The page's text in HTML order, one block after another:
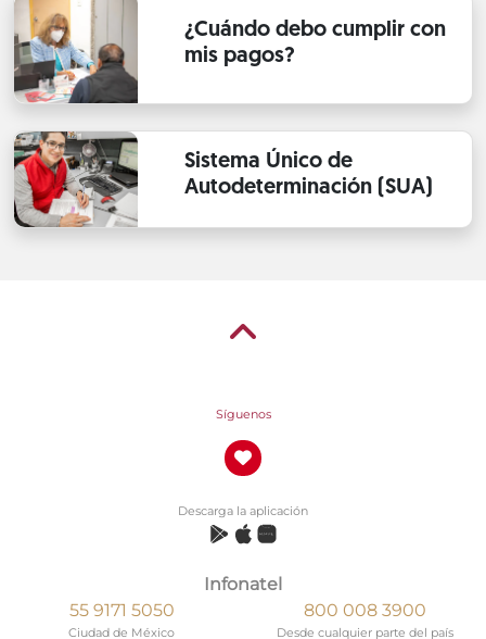
¿Cuándo debo cumplir con
mis pagos?
Sistema Único de
Autodeterminación (SUA)
Síguenos
Descarga la aplicación
Infonatel
55 9171 5050
Ciudad de México
800 008 3900
Desde cualquier parte del país